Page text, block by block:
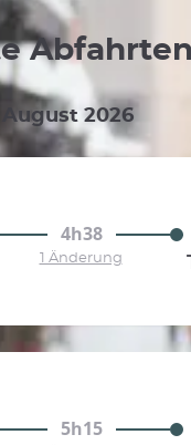
Abfahrten
2026
4h38
1 Änderung
5h15